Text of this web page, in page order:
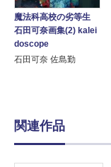
魔法科高校の劣等生
石田可奈画集(2) kalei
doscope
石田可奈 佐島勤
関連作品